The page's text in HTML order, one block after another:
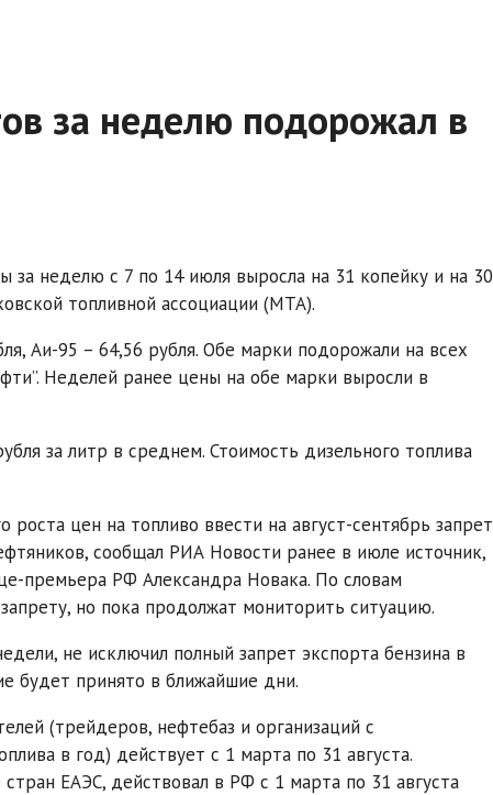
за неделю подорожал в
за неделю с 7 по 14 июля выросла на 31 копейку и на 30
топливной ассоциации (МТА).
Аи-95 – 64,56 рубля. Обе марки подорожали на всех
Неделей ранее цены на обе марки выросли в
за литр в среднем. Стоимость дизельного топлива
роста цен на топливо ввести на август-сентябрь запрет
сообщал РИА Новости ранее в июле источник,
премьера РФ Александра Новака. По словам
но пока продолжат мониторить ситуацию.
не исключил полный запрет экспорта бензина в
будет принято в ближайшие дни.
(трейдеров, нефтебаз и организаций с
в год) действует с 1 марта по 31 августа.
ЕАЭС, действовал в РФ с 1 марта по 31 августа